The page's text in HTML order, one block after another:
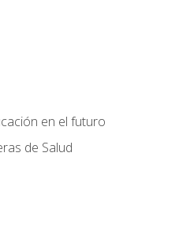
en el futuro
de Salud